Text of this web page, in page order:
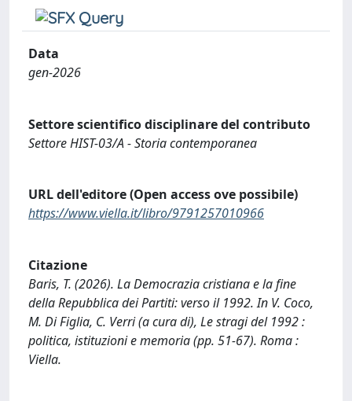
Data
gen-2026
Settore scientifico disciplinare del contributo
Settore HIST-03/A - Storia contemporanea
URL dell'editore (Open access ove possibile)
https://www.viella.it/libro/9791257010966
Citazione
Baris, T. (2026). La Democrazia cristiana e la fine
della Repubblica dei Partiti: verso il 1992. In V. Coco,
M. Di Figlia, C. Verri (a cura di), Le stragi del 1992 :
politica, istituzioni e memoria (pp. 51-67). Roma :
Viella.